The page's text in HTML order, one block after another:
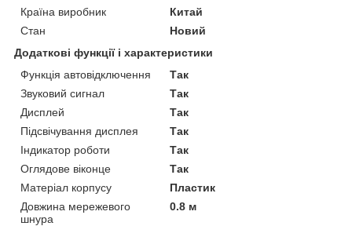
Країна виробник
Китай
Стан
Новий
Додаткові функції і характеристики
Функція автовідключення
Так
Звуковий сигнал
Так
Дисплей
Так
Підсвічування дисплея
Так
Індикатор роботи
Так
Оглядове віконце
Так
Матеріал корпусу
Пластик
Довжина мережевого
шнура
0.8 м